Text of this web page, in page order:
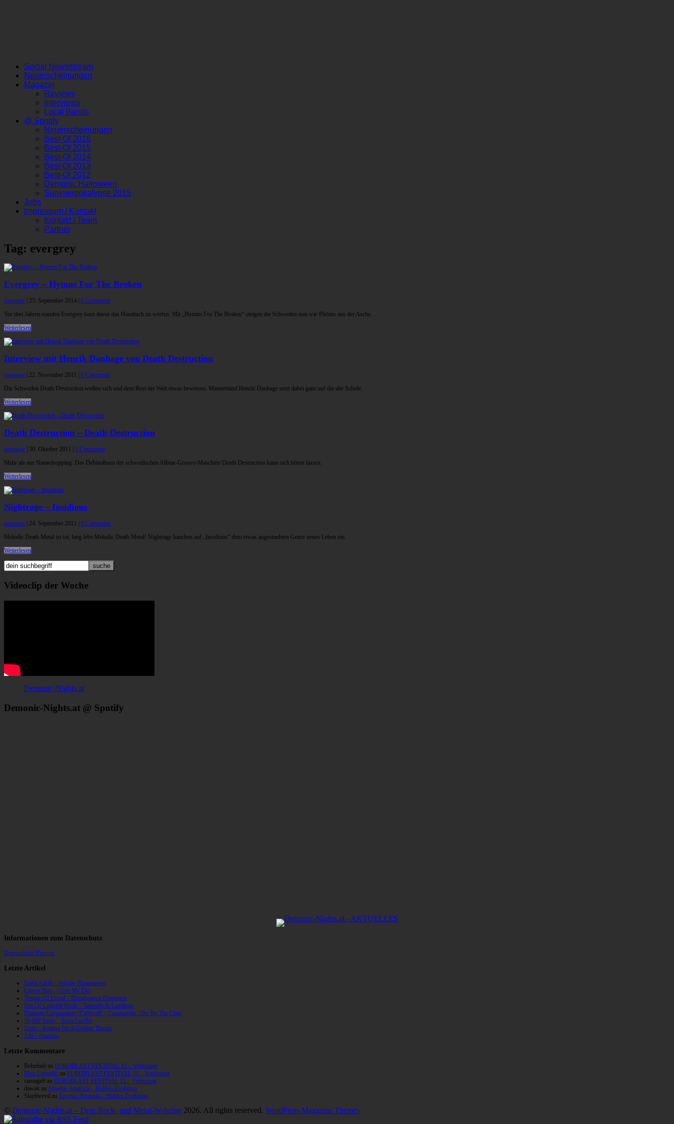
Social Newsstream
Neuerscheinungen
Magazin
Reviews
Interviews
Local Bands
@ Spotify
Neuerscheinungen
Best-Of 2016
Best-Of 2015
Best-Of 2014
Best-Of 2013
Best-Of 2012
Demonic Halloween
Summerpokalypse 2015
Jobs
Impressum / Kontakt
Kontakt / Team
Partner
Tag: evergrey
Evergrey – Hymns For The Broken
comastar 25. September 2014 0 Comments
Vor drei Jahren standen Evergrey kurz davor das Handtuch zu werfen. Mit „Hymns For The Broken“ steigen die Schweden nun wie Phönix aus der Asche.
Weiterlesen
Interview mit Henrik Danhage von Death Destruction
comastar 22. November 2011
0 Comments
Die Schweden Death Destruction wollen sich und dem Rest der Welt etwas beweisen. Mastermind Henrik Danhage setzt dabei ganz auf die alte Schule.
Weiterlesen
Death Destruction – Death Destruction
comastar 30. Oktober 2011
0 Comments
Mehr als nur Namedropping: Das Debütalbum der schwedischen Allstar-Groove-Maschine Death Destruction kann sich hören lassen.
Weiterlesen
Nightrage – Insidious
comastar 24. September 2011
0 Comments
Melodic Death Metal ist tot, lang lebe Melodic Death Metal! Nightrage hauchen auf „Insidious“ dem etwas angestaubten Genre neues Leben ein.
Weiterlesen
Videoclip der Woche
Demonic-Nights.at
Demonic-Nights.at @ Spotify
Informationen zum Datenschutz
Datenschutz-Hinweis
Letzte Artikel
Spirit Adrift – Infinite Illumination
Cancer Bats – Give Me Dirt
Temple Of Dread – Dreadspawn Dominion
Din Of Celestial Birds – Takeoffs & Landings
Phantom Corporation / Catbreath – Commando / Die By The Claw
10,000 Years – Esox Lucifer
Zerre – Rotting On A Golden Throne
Allt – Ataraxia
Letzte Kommentare
Belzebub zu EUROBLAST FESTIVAL 11 – Verlosung
Max Gregorio zu EUROBLAST FESTIVAL 11 – Verlosung
carnage9 zu EUROBLAST FESTIVAL 11 – Verlosung
dawak zu Angelus Apatrida – Hidden Evolution
Slaytheevil zu Angelus Apatrida – Hidden Evolution
© Demonic-Nights.at – Dein Rock- und Metal-Webzine 2026. All rights reserved. WordPress Magazine Themes